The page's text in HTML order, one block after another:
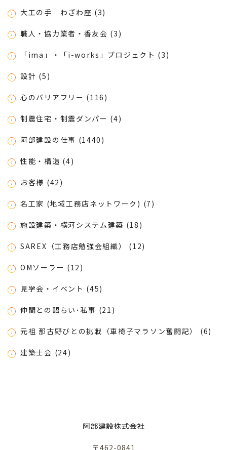
大工の手 わざわ座 (3)
職人・協力業者・香友会 (3)
「ima」・「i-works」プロジェクト (3)
設計 (5)
心のバリアフリー (116)
制震住宅・制震ダンパー (4)
阿部建設の仕事 (1440)
性能・構造 (4)
お客様 (42)
名工家 (地域工務店ネットワーク) (7)
施設建築・横河システム建築 (18)
SAREX（工務店勉強会組織） (12)
OMソーラー (12)
見学会・イベント (45)
仲間との語らい･私事 (21)
元祖 那古野びとの挑戦（車椅子マラソン奮闘記） (6)
建築士会 (24)
〒462-0841